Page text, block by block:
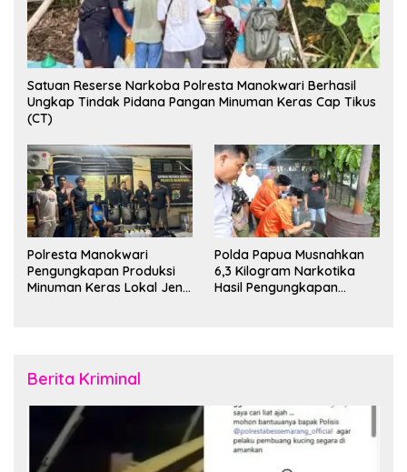
Satuan Reserse Narkoba Polresta Manokwari Berhasil
Ungkap Tindak Pidana Pangan Minuman Keras Cap Tikus
(CT)
Polresta Manokwari
Pengungkapan Produksi
Minuman Keras Lokal Jenis
Polda Papua Musnahkan
6,3 Kilogram Narkotika
Hasil Pengungkapan
Berita Kriminal